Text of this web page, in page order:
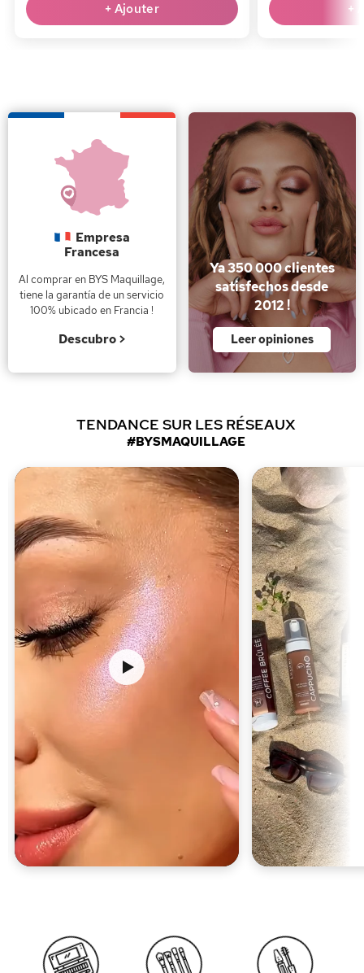
+ Ajouter +
Empresa
Francesa
Al comprar en BYS Maquillage,
tiene la garantía de un servicio
100% ubicado en Francia !
Descubro >
Ya 350 000 clientes
satisfechos desde
2012 !
Leer opiniones
TENDANCE SUR LES RÉSEAUX
#BYSMAQUILLAGE